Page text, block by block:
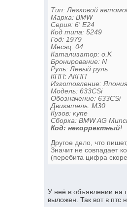
Тип: Легковой
Марка: BMW
Серия: 6' E24
Код типа: 5249
Год: 1979
Месяц: 04
Катализатор: o.K
Бронирование: N
Руль: Левый руль
КПП: АКПП
Изготовление: Япония
Модель: 633CSi
Обозначение: 633CSi
Двигатель: M30
Кузов: купе
Сборка: BMW AG
Код: некорректный!
Другое дело, что
Значит не совпадает
(перебита цифра
У неё в объявлении на
выложен. Так вот в птс